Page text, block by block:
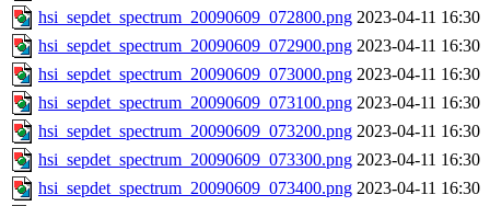
hsi_sepdet_spectrum_20090609_072800.png 2023-04-11 16:30
hsi_sepdet_spectrum_20090609_072900.png 2023-04-11 16:30
hsi_sepdet_spectrum_20090609_073000.png 2023-04-11 16:30
hsi_sepdet_spectrum_20090609_073100.png 2023-04-11 16:30
hsi_sepdet_spectrum_20090609_073200.png 2023-04-11 16:30
hsi_sepdet_spectrum_20090609_073300.png 2023-04-11 16:30
hsi_sepdet_spectrum_20090609_073400.png 2023-04-11 16:30